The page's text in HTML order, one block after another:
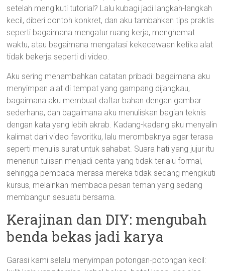
setelah mengikuti tutorial? Lalu kubagi jadi langkah-langkah
kecil, diberi contoh konkret, dan aku tambahkan tips praktis
seperti bagaimana mengatur ruang kerja, menghemat
waktu, atau bagaimana mengatasi kekecewaan ketika alat
tidak bekerja seperti di video.
Aku sering menambahkan catatan pribadi: bagaimana aku
menyimpan alat di tempat yang gampang dijangkau,
bagaimana aku membuat daftar bahan dengan gambar
sederhana, dan bagaimana aku menuliskan bagian teknis
dengan kata yang lebih akrab. Kadang-kadang aku menyalin
kalimat dari video favoritku, lalu merombaknya agar terasa
seperti menulis surat untuk sahabat. Suara hati yang jujur itu
menenun tulisan menjadi cerita yang tidak terlalu formal,
sehingga pembaca merasa mereka tidak sedang mengikuti
kursus, melainkan membaca pesan teman yang sedang
membangun sesuatu bersama.
Kerajinan dan DIY: mengubah
benda bekas jadi karya
Garasi kami selalu menyimpan potongan-potongan kecil: